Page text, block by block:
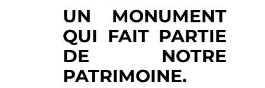
UN MONUMENT
QUI FAIT PARTIE
DE NOTRE
PATRIMOINE.